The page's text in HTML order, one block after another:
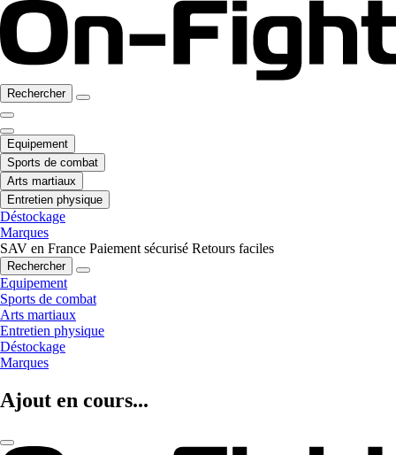
Rechercher
Equipement
Sports de combat
Arts martiaux
Entretien physique
Déstockage
Marques
SAV en France Paiement sécurisé Retours faciles
Rechercher
Equipement
Sports de combat
Arts martiaux
Entretien physique
Déstockage
Marques
Ajout en cours...